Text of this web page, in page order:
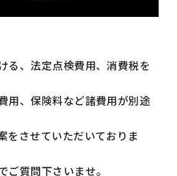
る、法定点検費用、消費税を
用、保険料など諸費用が別途
をさせていただいておりま
ご質問下さいませ。